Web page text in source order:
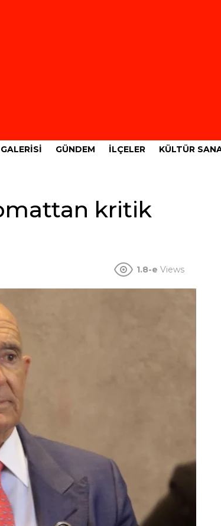
GÜNDEM İLÇELER KÜLTÜR
kritik
1.8-e Views